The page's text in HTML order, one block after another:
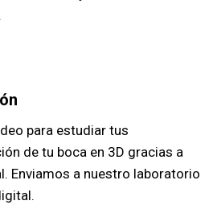
para estudiar tus
de tu boca en 3D gracias a
Enviamos a nuestro laboratorio